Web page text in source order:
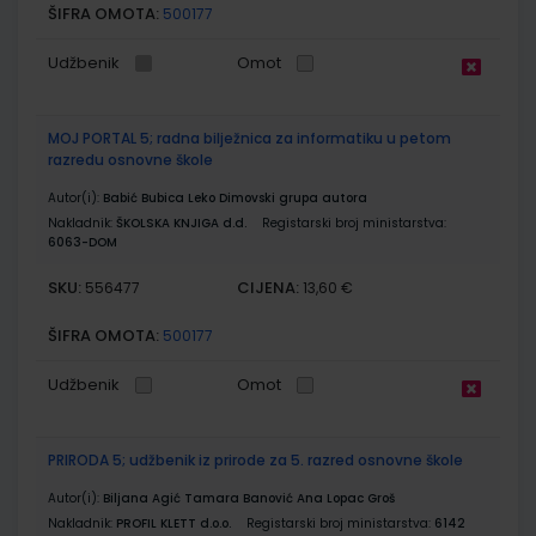
ŠIFRA OMOTA: 500177
Udžbenik Omot
MOJ PORTAL 5; radna bilježnica za informatiku u petom
razredu osnovne škole
Autor(i): Babić Bubica Leko Dimovski grupa autora
Nakladnik: ŠKOLSKA KNJIGA d.d.
Registarski broj ministarstva:
6063-DOM
SKU: 556477 CIJENA: 13,60 €
ŠIFRA OMOTA: 500177
Udžbenik Omot
PRIRODA 5; udžbenik iz prirode za 5. razred osnovne škole
Autor(i): Biljana Agić Tamara Banović Ana Lopac Groš
Nakladnik: PROFIL KLETT d.o.o. Registarski broj ministarstva: 6142